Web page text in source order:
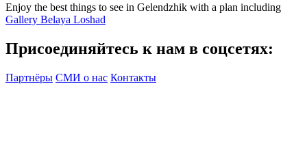
Enjoy the best things to see in Gelendzhik with a plan including
Gallery Belaya Loshad
Присоединяйтесь к нам в соцсетях:
Партнёры СМИ о нас Контакты